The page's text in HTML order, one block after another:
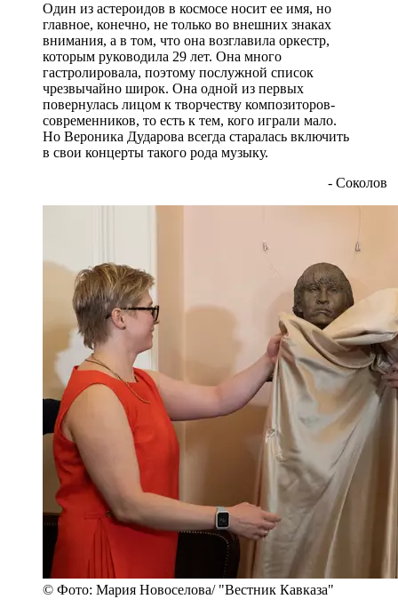
Один из астероидов в космосе носит ее имя, но
главное, конечно, не только во внешних знаках
внимания, а в том, что она возглавила оркестр,
которым руководила 29 лет. Она много
гастролировала, поэтому послужной список
чрезвычайно широк. Она одной из первых
повернулась лицом к творчеству композиторов-
современников, то есть к тем, кого играли мало.
Но Вероника Дударова всегда старалась включить
в свои концерты такого рода музыку.
- Соколов
© Фото: Мария Новоселова/ "Вестник Кавказа"